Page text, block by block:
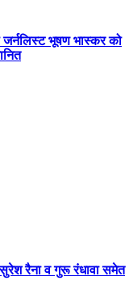
भूषण भास्कर को
रैना व गुरू रंधावा समेत